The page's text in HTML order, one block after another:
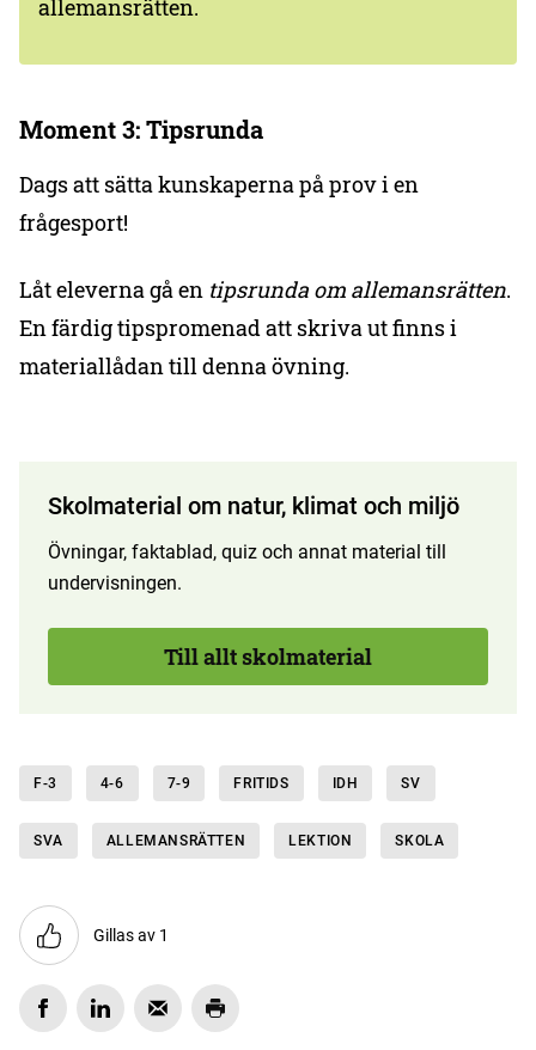
allemansrätten.
Moment 3: Tipsrunda
Dags att sätta kunskaperna på prov i en
frågesport!
Låt eleverna gå en tipsrunda om allemansrätten.
En färdig tipspromenad att skriva ut finns i
materiallådan till denna övning.
Skolmaterial om natur, klimat och miljö
Övningar, faktablad, quiz och annat material till
undervisningen.
Till allt skolmaterial
F-3 4-6 7-9 FRITIDS IDH SV
SVA ALLEMANSRÄTTEN LEKTION SKOLA
Gillas av 1